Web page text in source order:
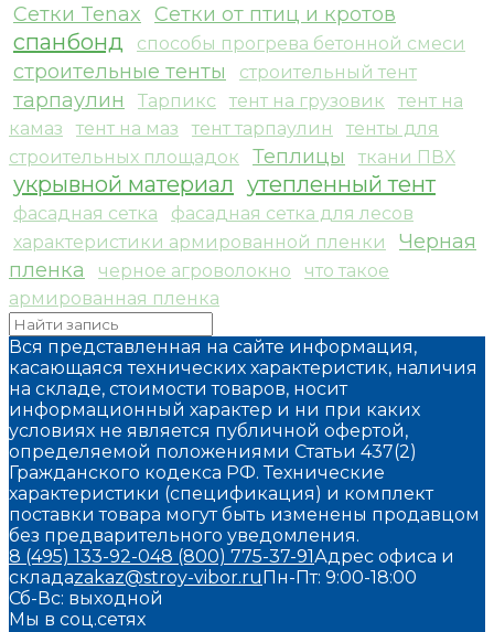
Сетки Tenax Сетки от птиц и кротов
спанбонд способы прогрева бетонной смеси
строительные тенты строительный тент
тарпаулин Тарпикс тент на грузовик
тент на
камаз
тент на маз тент тарпаулин
тенты для
строительных площадок
Теплицы ткани ПВХ
укрывной материал утепленный тент
фасадная сетка
фасадная сетка для лесов
характеристики армированной пленки
Черная
пленка
черное агроволокно
что такое
армированная пленка
Вся представленная на сайте информация,
касающаяся технических характеристик, наличия
на складе, стоимости товаров, носит
информационный характер и ни при каких
условиях не является публичной офертой,
определяемой положениями Статьи 437(2)
Гражданского кодекса РФ. Технические
характеристики (спецификация) и комплект
поставки товара могут быть изменены продавцом
без предварительного уведомления.
8 (495) 133-92-048 (800) 775-37-91Адрес офиса и
складаzakaz@stroy-vibor.ru Пн-Пт: 9:00-18:00
Сб-Вс: выходной
Мы в соц.сетях